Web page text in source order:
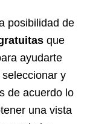
posibilidad de
que
ayudarte
y
de acuerdo lo
una vista